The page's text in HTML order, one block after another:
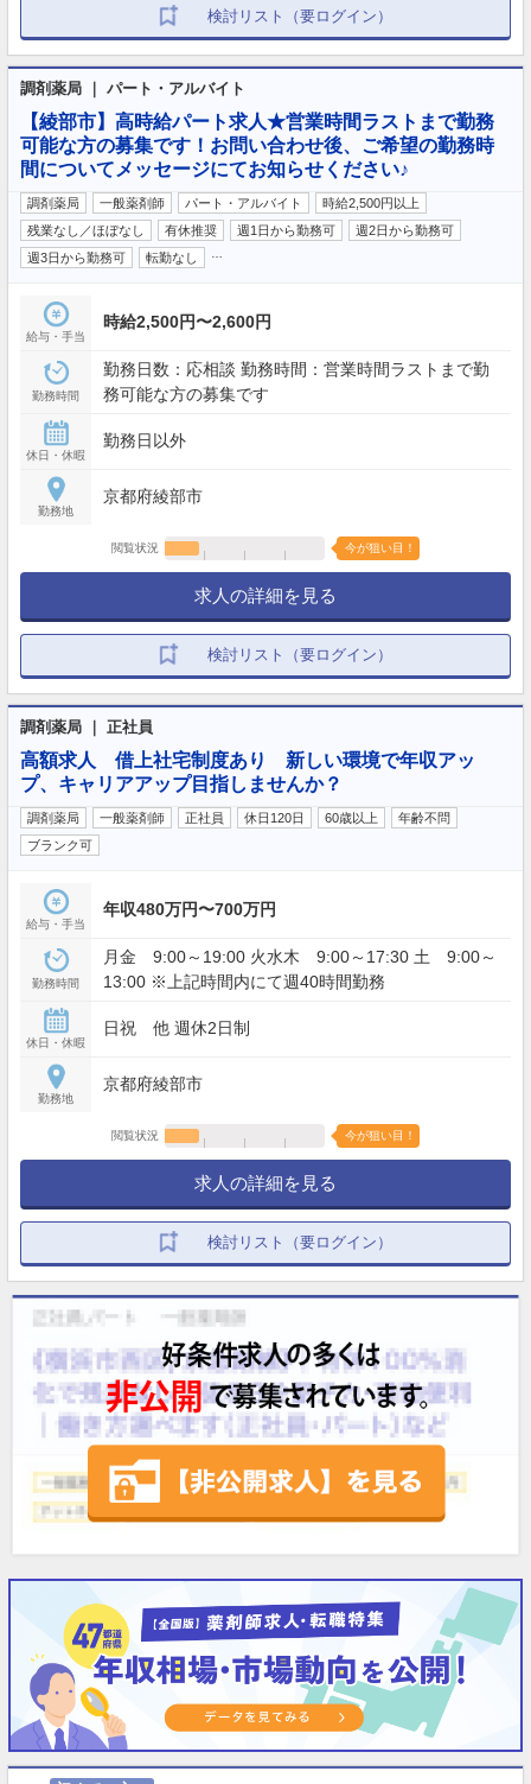
検討リスト（要ログイン）
調剤薬局 ｜ パート・アルバイト
【綾部市】高時給パート求人★営業時間ラストまで勤務
可能な方の募集です！お問い合わせ後、ご希望の勤務時
間についてメッセージにてお知らせください♪
調剤薬局 一般薬剤師 パート・アルバイト
時給2,500円以上
残業なし／ほぼなし
有休推奨 週1日から勤務可
週2日から勤務可
週3日から勤務可
転勤なし
給与・手当
時給2,500円〜2,600円
勤務時間
勤務日数：応相談 勤務時間：営業時間ラストまで勤
務可能な方の募集です
休日・休暇
勤務日以外
勤務地
京都府綾部市
閲覧状況 今が狙い目！
求人の詳細を見る
検討リスト（要ログイン）
調剤薬局 ｜ 正社員
高額求人 借上社宅制度あり 新しい環境で年収アッ
プ、キャリアアップ目指しませんか？
調剤薬局 一般薬剤師 正社員 休日120日 60歳以上
年齢不問
ブランク可
給与・手当
年収480万円〜700万円
勤務時間
月金 9:00～19:00 火水木 9:00～17:30 土 9:00～
13:00 ※上記時間内にて週40時間勤務
休日・休暇
日祝 他 週休2日制
勤務地
京都府綾部市
閲覧状況 今が狙い目！
求人の詳細を見る
検討リスト（要ログイン）